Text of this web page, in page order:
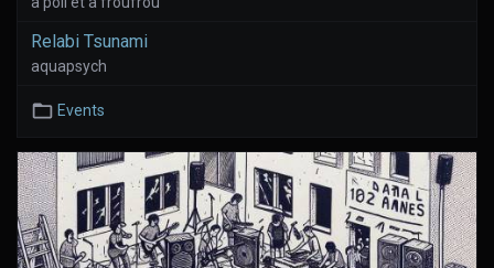
Relabi Tsunami
aquapsych
Events